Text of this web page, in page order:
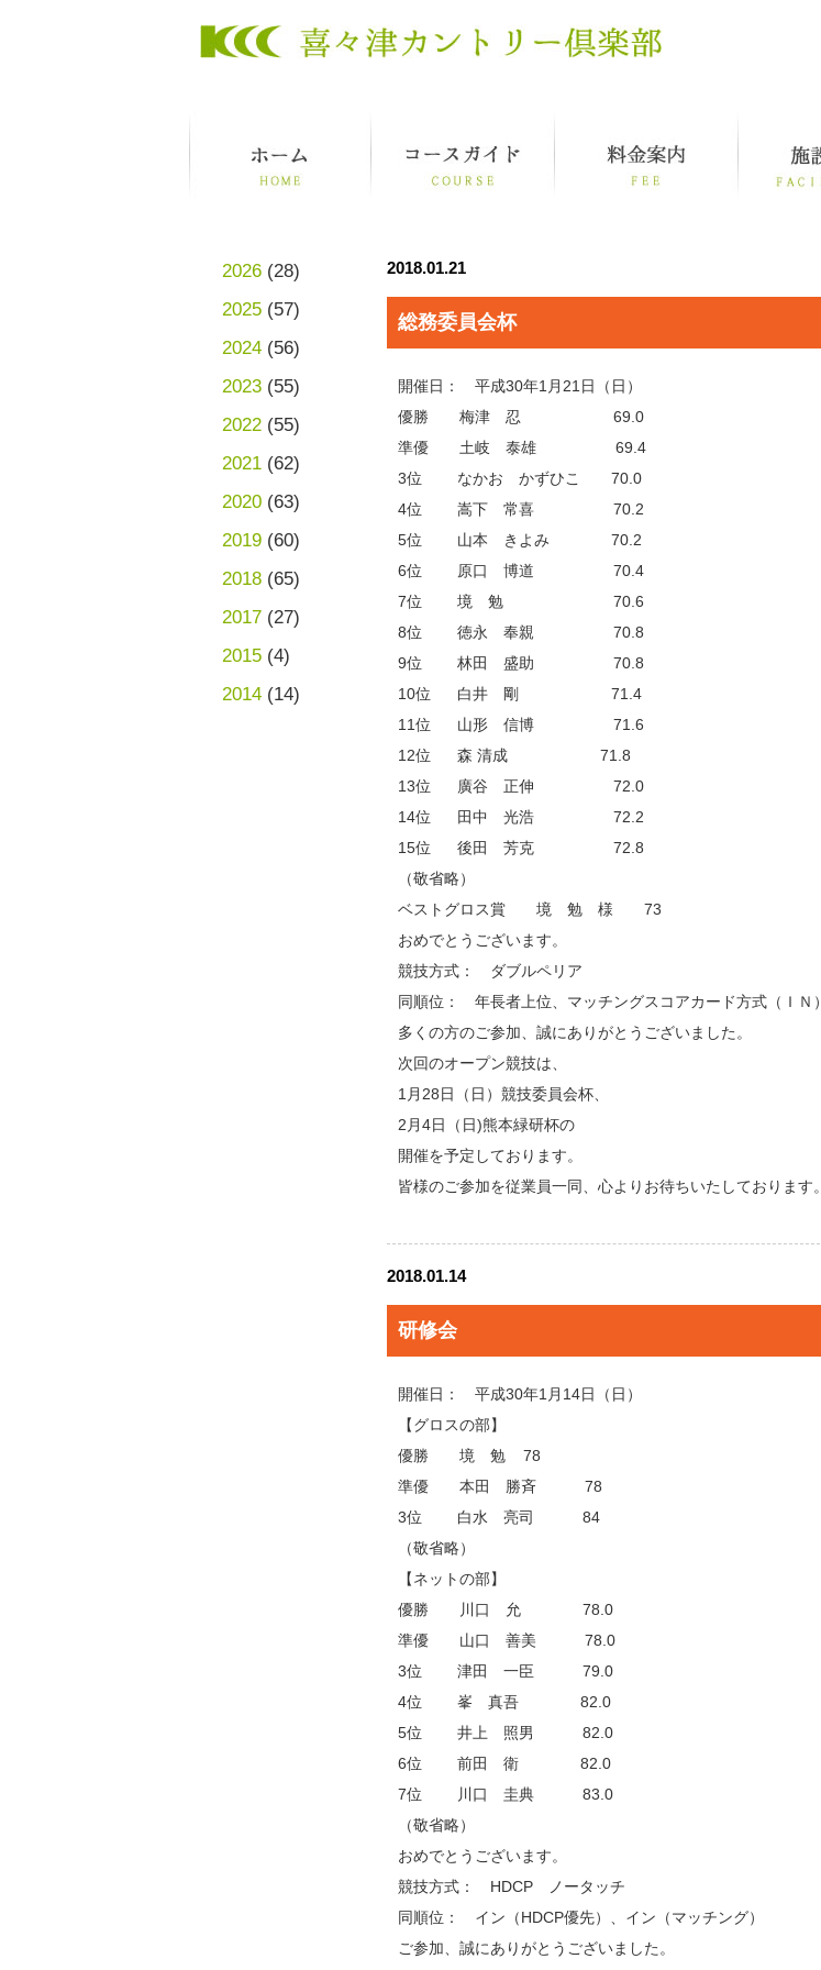
2026 (28)
2025 (57)
2024 (56)
2023 (55)
2022 (55)
2021 (62)
2020 (63)
2019 (60)
2018 (65)
2017 (27)
2015 (4)
2014 (14)
2018.01.21
総務委員会杯
開催日： 平成30年1月21日（日）
優勝 梅津 忍 69.0
準優 土岐 泰雄 69.4
3位 なかお かずひこ 70.0
4位 嵩下 常喜 70.2
5位 山本 きよみ 70.2
6位 原口 博道 70.4
7位 境 勉 70.6
8位 徳永 奉親 70.8
9位 林田 盛助 70.8
10位 白井 剛 71.4
11位 山形 信博 71.6
12位 森 清成 71.8
13位 廣谷 正伸 72.0
14位 田中 光浩 72.2
15位 後田 芳克 72.8
（敬省略）
ベストグロス賞 境 勉 様 73
おめでとうございます。
競技方式： ダブルペリア
同順位： 年長者上位、マッチングスコアカード方式（ＩＮ）
多くの方のご参加、誠にありがとうございました。
次回のオープン競技は、
1月28日（日）競技委員会杯、
2月4日（日)熊本緑研杯の
開催を予定しております。
皆様のご参加を従業員一同、心よりお待ちいたしております。
2018.01.14
研修会
開催日： 平成30年1月14日（日）
【グロスの部】
優勝 境 勉 78
準優 本田 勝斉 78
3位 白水 亮司 84
（敬省略）
【ネットの部】
優勝 川口 允 78.0
準優 山口 善美 78.0
3位 津田 一臣 79.0
4位 峯 真吾 82.0
5位 井上 照男 82.0
6位 前田 衛 82.0
7位 川口 圭典 83.0
（敬省略）
おめでとうございます。
競技方式： HDCP ノータッチ
同順位： イン（HDCP優先）、イン（マッチング）
ご参加、誠にありがとうございました。